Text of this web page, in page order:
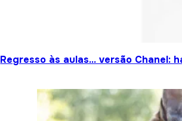
Regresso às aulas… versão Chanel: